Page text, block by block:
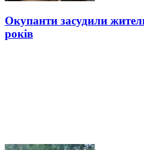
Окупанти засудили
років